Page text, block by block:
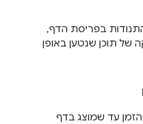
בפריסת הדף,
של תוכן שנטען באופן
עד שמוצג בדף